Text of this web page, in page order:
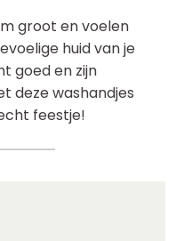
groot en voelen
huid van je
goed en zijn
deze washandjes
feestje!